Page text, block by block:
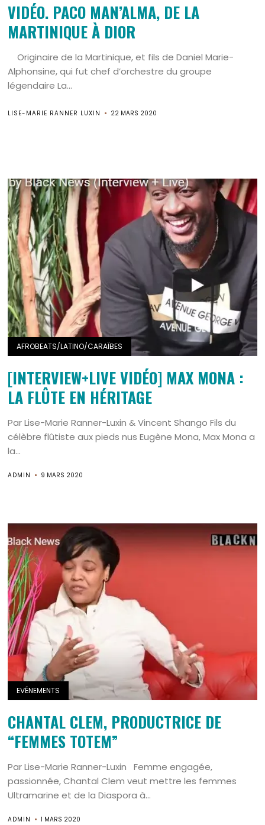
VIDÉO. PACO MAN’ALMA, DE LA
MARTINIQUE À DIOR
Originaire de la Martinique, et fils de Daniel Marie-
Alphonsine, qui fut chef d’orchestre du groupe
légendaire La...
LISE-MARIE RANNER LUXIN 22 MARS 2020
AFROBEATS/LATINO/CARAÏBES
[INTERVIEW+LIVE VIDÉO] MAX MONA :
LA FLÛTE EN HÉRITAGE
Par Lise-Marie Ranner-Luxin & Vincent Shango Fils du
célèbre flûtiste aux pieds nus Eugène Mona, Max Mona a
la...
ADMIN 9 MARS 2020
EVÉNEMENTS
CHANTAL CLEM, PRODUCTRICE DE
“FEMMES TOTEM”
Par Lise-Marie Ranner-Luxin Femme engagée,
passionnée, Chantal Clem veut mettre les femmes
Ultramarine et de la Diaspora à...
ADMIN 1 MARS 2020